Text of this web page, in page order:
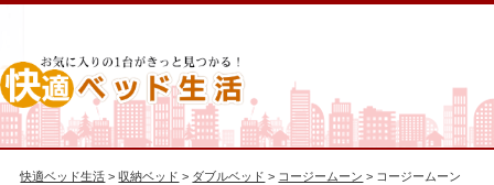
快適ベッド生活 >収納ベッド > ダブルベッド > コージームーン > コージームーン